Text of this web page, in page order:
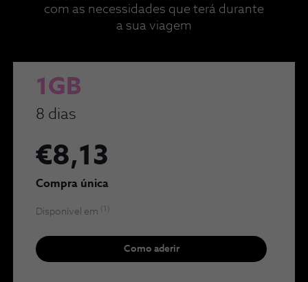
com as necessidades que terá durante
a sua viagem
1GB
8 dias
€8,13
Compra única
Disponível em (1)
Como aderir